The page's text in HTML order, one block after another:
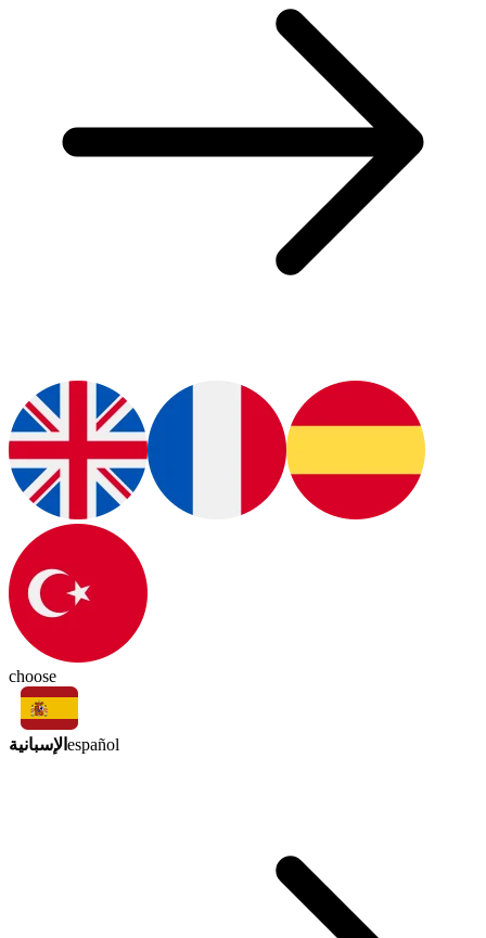
choose
الإسبانية español